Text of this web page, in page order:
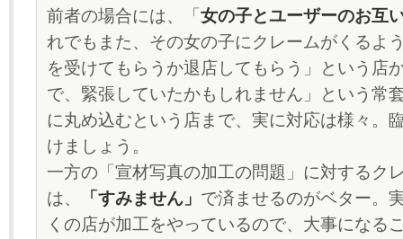
前者の場合には、「 女の子とユーザーのお互
れでもまた、その女の子にクレームがくるよ
を受けてもらうか退店してもらう」という店
で、緊張していたかもしれません」という常
に丸め込むという店まで、実に対応は様々。
けましょう。
一方の「宣材写真の加工の問題」に対するク
は、
「すみません」 で済ませるのがベター。
くの店が加工をやっているので、大事になる